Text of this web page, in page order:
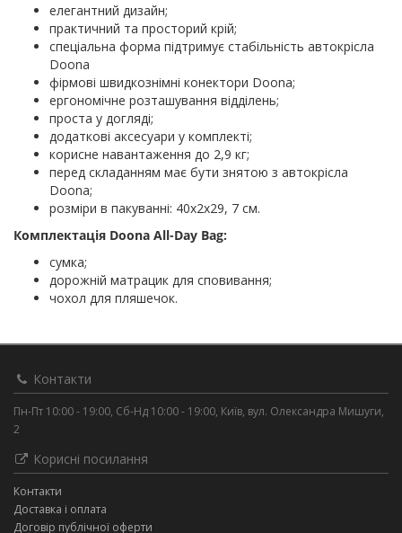
елегантний дизайн;
практичний та просторий крій;
спеціальна форма підтримує стабільність автокрісла
Doona
фірмові швидкознімні конектори Doona;
ергономічне розташування відділень;
проста у догляді;
додаткові аксесуари у комплекті;
корисне навантаження до 2,9 кг;
перед складанням має бути знятою з автокрісла
Doona;
розміри в пакуванні: 40х2х29, 7 см.
Комплектація Doona All-Day Bag:
сумка;
дорожній матрацик для сповивання;
чохол для пляшечок.
Контакти
Пн-Пт 10:00 - 19:00, Сб-Нд 10:00 - 19:00, Київ, вул. Олександра Мишуги,
2
Корисні посилання
Контакти
Доставка і оплата
Договір публічної оферти